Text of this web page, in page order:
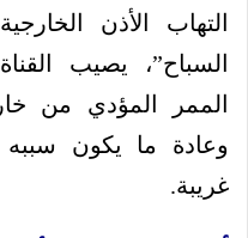
التهاب الأذن
السباح”، يصيب
الممر المؤدي من
وعادة ما يكون
غريبة.